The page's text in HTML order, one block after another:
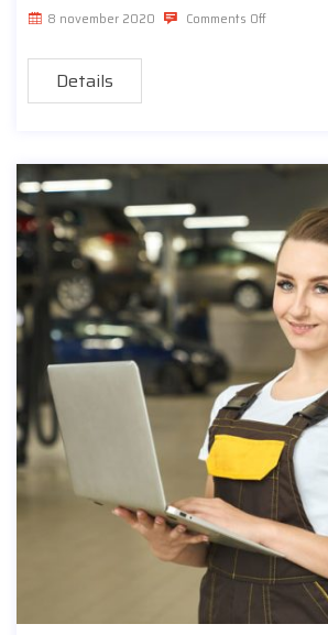
8 november 2020 Comments Off
Details